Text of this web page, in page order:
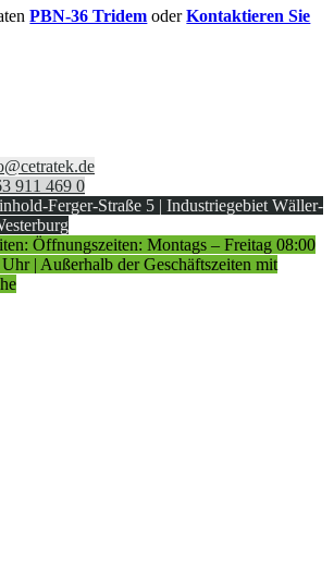
PBN-36 Tridem oderKontaktieren Sie
911 469 0
Ferger-Straße 5 | Industriegebiet Wäller-
Öffnungszeiten: Montags – Freitag 08:00
| Außerhalb der Geschäftszeiten mit